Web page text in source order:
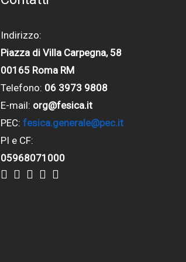
Indirizzo:
Piazza di Villa Carpegna, 58
00165 Roma RM
Telefono: 06 3973 9808
E-mail: org@fesica.it
PEC: fesica.generale@pec.it
PI e CF:
05968071000